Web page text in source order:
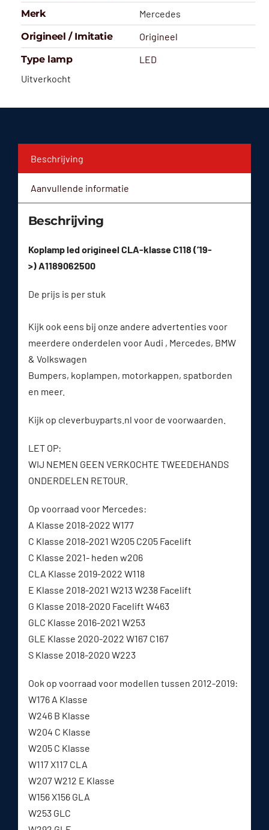
Merk
Mercedes
Origineel / Imitatie
Origineel
Type lamp
LED
Uitverkocht
Beschrijving
Aanvullende informatie
Beschrijving
Koplamp led origineel CLA-klasse C118 (’19-
>) A1189062500
De prijs is per stuk
Kijk ook eens bij onze andere advertenties voor
meerdere onderdelen voor Audi , Mercedes, BMW
& Volkswagen
Bumpers, koplampen, motorkappen, spatborden
en meer.
Kijk op cleverbuyparts.nl voor de voorwaarden.
LET OP:
WIJ NEMEN GEEN VERKOCHTE TWEEDEHANDS
ONDERDELEN RETOUR.
Op voorraad voor Mercedes:
A Klasse 2018-2022 W177
C Klasse 2018-2021 W205 C205 Facelift
C Klasse 2021- heden w206
CLA Klasse 2019-2022 W118
E Klasse 2018-2021 W213 W238 Facelift
G Klasse 2018-2020 Facelift W463
GLC Klasse 2016-2021 W253
GLE Klasse 2020-2022 W167 C167
S Klasse 2018-2020 W223
Ook op voorraad voor modellen tussen 2012-2019:
W176 A Klasse
W246 B Klasse
W204 C Klasse
W205 C Klasse
W117 X117 CLA
W207 W212 E Klasse
W156 X156 GLA
W253 GLC